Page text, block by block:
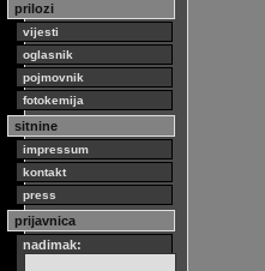
prilozi
vijesti
oglasnik
pojmovnik
fotokemija
sitnine
impressum
kontakt
press
prijavnica
nadimak: